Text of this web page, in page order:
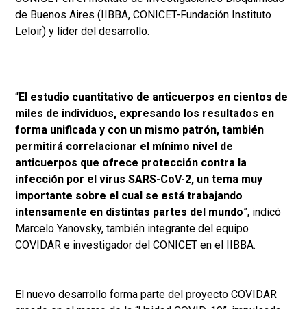
de Buenos Aires (IIBBA, CONICET-Fundación Instituto
Leloir) y líder del desarrollo.
“El estudio cuantitativo de anticuerpos en cientos de
miles de individuos, expresando los resultados en
forma unificada y con un mismo patrón, también
permitirá correlacionar el mínimo nivel de
anticuerpos que ofrece protección contra la
infección por el virus SARS-CoV-2, un tema muy
importante sobre el cual se está trabajando
intensamente en distintas partes del mundo”, indicó
Marcelo Yanovsky, también integrante del equipo
COVIDAR e investigador del CONICET en el IIBBA.
El nuevo desarrollo forma parte del proyecto COVIDAR